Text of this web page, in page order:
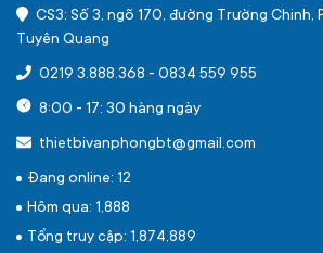
CS3: Số 3, ngõ 170, đường Trường Chinh,
Tuyên Quang
0219 3.888.368 - 0834 559 955
8:00 - 17: 30 hàng ngày
thietbivanphongbt@gmail.com
Đang online: 12
Hôm qua: 1,888
Tổng truy cập: 1,874,889